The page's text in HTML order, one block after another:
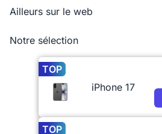
Ailleurs sur le web
Notre sélection
TOP
iPhone 17
TOP